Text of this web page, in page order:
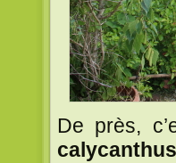
De près,